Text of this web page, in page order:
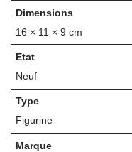
Dimensions
16 × 11 × 9 cm
Etat
Neuf
Type
Figurine
Marque